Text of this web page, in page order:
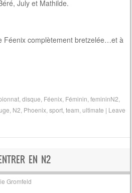
July et Mathilde.
Féenix complètement bretzelée…et à
,disque Féenix Féminin ,femininN2
N2 Phoenix ,sport ,team ,ultimate | Leave
EN N2
Gromfeld